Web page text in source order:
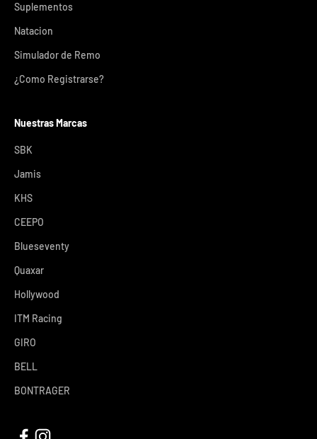
Suplementos
Natacion
Simulador de Remo
¿Como Registrarse?
Nuestras Marcas
SBK
Jamis
KHS
CEEPO
Blueseventy
Quaxar
Hollywood
ITM Racing
GIRO
BELL
BONTRAGER